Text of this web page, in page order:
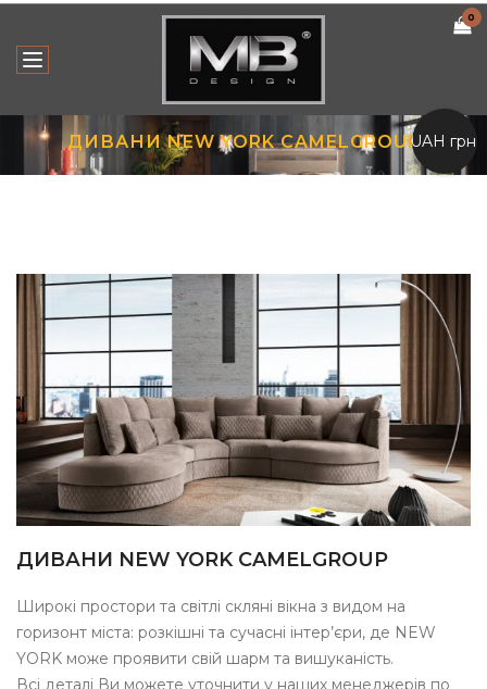
0
ДИВАНИ NEW YORK СAMELGROUP
ДИВАНИ NEW YORK СAMELGROUP
Широкі простори та світлі скляні вікна з видом на
горизонт міста: розкішні та сучасні інтер’єри, де NEW
YORK може проявити свій шарм та вишуканість.
Всі деталі Ви можете уточнити у наших менеджерів по
UAH грн.